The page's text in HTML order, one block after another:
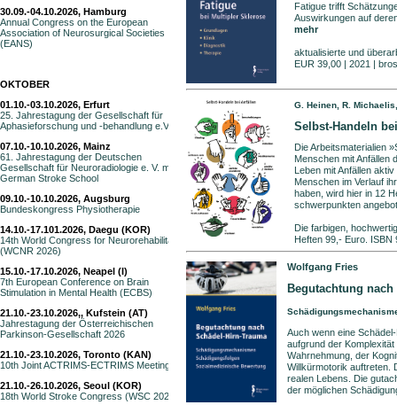
30.09.-04.10.2026, Hamburg
Annual Congress on the European
Association of Neurosurgical Societies
(EANS)
OKTOBER
01.10.-03.10.2026, Erfurt
25. Jahrestagung der Gesellschaft für
Aphasieforschung und -behandlung e.V.
07.10.-10.10.2026, Mainz
61. Jahrestagung der Deutschen
Gesellschaft für Neuroradiologie e. V. mit 8th
German Stroke School
09.10.-10.10.2026, Augsburg
Bundeskongress Physiotherapie
14.10.-17.101.2026, Daegu (KOR)
14th World Congress for Neurorehabilitation
(WCNR 2026)
15.10.-17.10.2026, Neapel (I)
7th European Conference on Brain
Stimulation in Mental Health (ECBS)
21.10.-23.10.2026,, Kufstein (AT)
Jahrestagung der Österreichischen
Parkinson-Gesellschaft 2026
21.10.-23.10.2026, Toronto (KAN)
10th Joint ACTRIMS-ECTRIMS Meeting
21.10.-26.10.2026, Seoul (KOR)
18th World Stroke Congress (WSC 2026)
Fatigue trifft
Auswirkungen auf
mehr
aktualisierte und
EUR 39,00 | 2021 |
G. Heinen, R.
Selbst-Handeln
Die Arbeitsmaterialien
Menschen mit Anfällen
Leben mit Anfällen
Menschen im Verlauf
haben, wird hier in 12
schwerpunkten
Die farbigen,
Heften 99,- Euro. ISBN
Wolfgang Fries
Begutachtung
Auch wenn eine
aufgrund der
Wahrnehmung, der
Willkürmotorik auftreten.
realen Lebens. Die
der möglichen